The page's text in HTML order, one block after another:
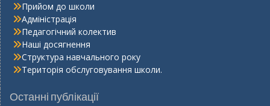
Прийом до школи
Адміністрація
Педагогічний колектив
Наші досягнення
Структура навчального року
Територія обслуговування школи.
Останні публікації